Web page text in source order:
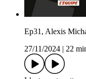
Ep31, Alexis
27/11/2024
22